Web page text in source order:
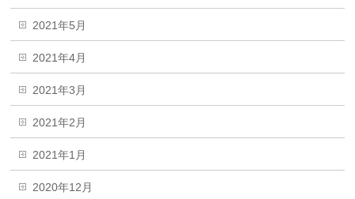
2021年5月
2021年4月
2021年3月
2021年2月
2021年1月
2020年12月